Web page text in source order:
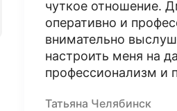
чуткое отношение.
оперативно и
внимательно
настроить меня на
профессионализм и
Татьяна Челябинск